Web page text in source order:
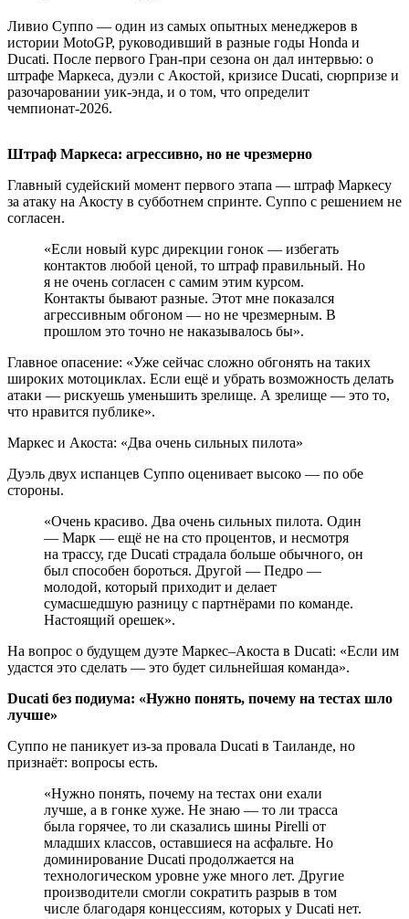
Ливио Суппо — один из самых опытных менеджеров в
истории MotoGP, руководивший в разные годы Honda и
Ducati. После первого Гран-при сезона он дал интервью: о
штрафе Маркеса, дуэли с Акостой, кризисе Ducati, сюрпризе и
разочаровании уик-энда, и о том, что определит
чемпионат-2026.
Штраф Маркеса: агрессивно, но не чрезмерно
Главный судейский момент первого этапа — штраф Маркесу
за атаку на Акосту в субботнем спринте. Суппо с решением не
согласен.
«Если новый курс дирекции гонок — избегать
контактов любой ценой, то штраф правильный. Но
я не очень согласен с самим этим курсом.
Контакты бывают разные. Этот мне показался
агрессивным обгоном — но не чрезмерным. В
прошлом это точно не наказывалось бы».
Главное опасение: «Уже сейчас сложно обгонять на таких
широких мотоциклах. Если ещё и убрать возможность делать
атаки — рискуешь уменьшить зрелище. А зрелище — это то,
что нравится публике».
Маркес и Акоста: «Два очень сильных пилота»
Дуэль двух испанцев Суппо оценивает высоко — по обе
стороны.
«Очень красиво. Два очень сильных пилота. Один
— Марк — ещё не на сто процентов, и несмотря
на трассу, где Ducati страдала больше обычного, он
был способен бороться. Другой — Педро —
молодой, который приходит и делает
сумасшедшую разницу с партнёрами по команде.
Настоящий орешек».
На вопрос о будущем дуэте Маркес–Акоста в Ducati: «Если им
удастся это сделать — это будет сильнейшая команда».
Ducati без подиума: «Нужно понять, почему на тестах шло
лучше»
Суппо не паникует из-за провала Ducati в Таиланде, но
признаёт: вопросы есть.
«Нужно понять, почему на тестах они ехали
лучше, а в гонке хуже. Не знаю — то ли трасса
была горячее, то ли сказались шины Pirelli от
младших классов, оставшиеся на асфальте. Но
доминирование Ducati продолжается на
технологическом уровне уже много лет. Другие
производители смогли сократить разрыв в том
числе благодаря концессиям, которых у Ducati нет.